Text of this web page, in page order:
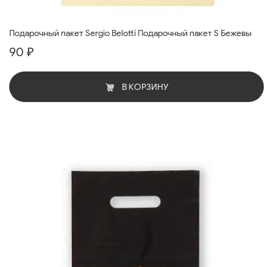
Подарочный пакет Sergio Belotti Подарочный пакет S Бежевы
90 ₽
В КОРЗИНУ